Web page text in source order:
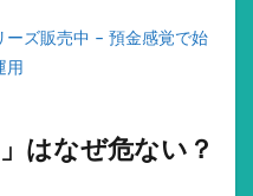
ーズ販売中 – 預金感覚で始
用
はなぜ危ない？